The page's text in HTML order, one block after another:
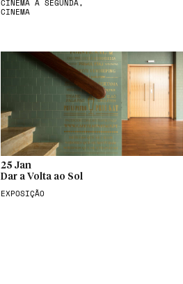
CINEMA À SEGUNDA,
CINEMA
25 Jan
Dar a Volta ao Sol
EXPOSIÇÃO